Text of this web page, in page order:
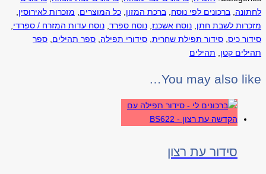
לחתונה ברכונים לפי נוסח ברכת המזון כל המוצרים מזכרות לאירוסין
מזכרות לשבת חתן נוסח אשכנז נוסח ספרד נוסח עדות המזרח / ספרדי
סידור כיס סידור תפילת שחרית סידורי תפילה ספר תהילים ספר
תהילים קטן
תהילים
You may also like…
סידור עת רצון